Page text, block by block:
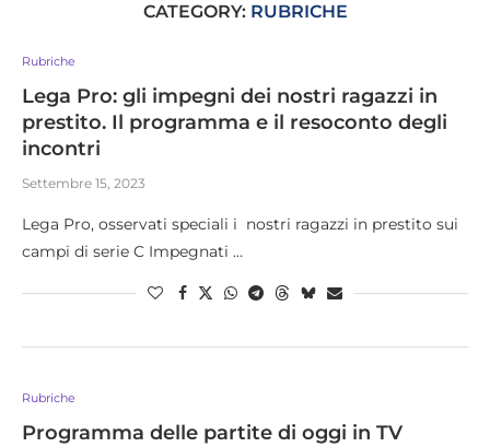
CATEGORY: RUBRICHE
Rubriche
Lega Pro: gli impegni dei nostri ragazzi in
prestito. Il programma e il resoconto degli
incontri
Settembre 15, 2023
Lega Pro, osservati speciali i nostri ragazzi in prestito sui
campi di serie C Impegnati …
Rubriche
Programma delle partite di oggi in TV